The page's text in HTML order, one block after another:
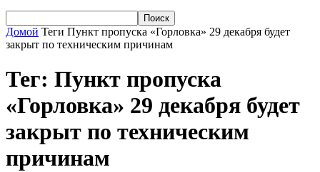
Домой Теги Пункт пропуска «Горловка» 29 декабря будет
закрыт по техническим причинам
Тег: Пункт пропуска
«Горловка» 29 декабря будет
закрыт по техническим
причинам